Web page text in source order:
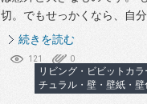
切。でもせっかくなら、自分
続きを読む
121 0
リビング・ビビットカ
チュラル・壁・壁紙・壁